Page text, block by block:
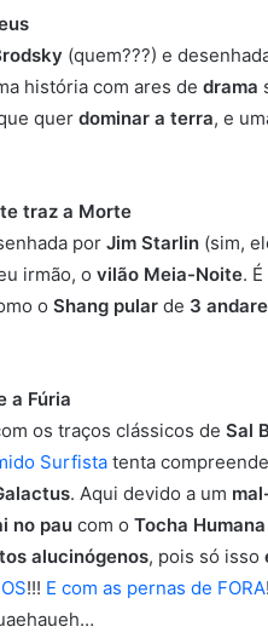
(quem???) e
história com ares de drama
quer dominar a terra, e
traz a Morte
por Jim Starlin (sim,
irmão, o vilão Meia-Noite. É
o Shang pular de 3
a Fúria
os traços clássicos de Sal
Surfista tenta
. Aqui devido a um
no pau com o Tocha Humana
alucinógenos, pois só isso
!!! E com as pernas de FORA